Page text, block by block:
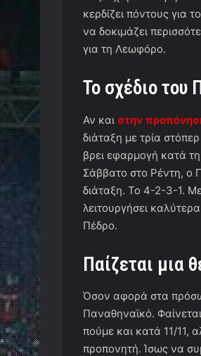
κερδίζει πόντους για
να δοκιμάζει
για τη Λεωφόρο.
Το σχέδιο του
Αν και στην
διάταξη με τρία
βρει εφαρμογή κατά
Σάββατο στο Ρέντη, ο
διάταξη. Το 4-2-3-1.
λειτουργήσει
Πέδρο.
Παίζεται μια
Όσον αφορά στα
Παναθηναϊκό.
πούμε και κατά 11/11,
προπονητή. Ίσως να